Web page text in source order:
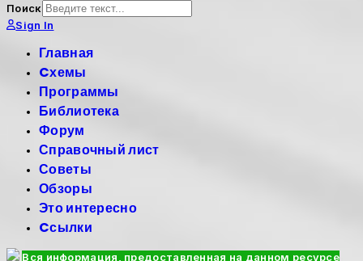
Поиск
Sign In
Главная
Cхемы
Программы
Библиотека
Форум
Справочный лист
Советы
Обзоры
Это интересно
Cсылки
Вся информация, предоставленная на данном ресурсе